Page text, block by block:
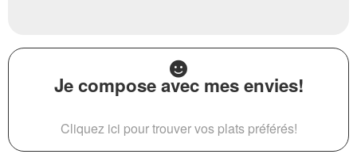
Je compose avec mes envies!
Cliquez ici pour trouver vos plats préférés!